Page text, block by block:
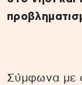
Σύμφωνα με